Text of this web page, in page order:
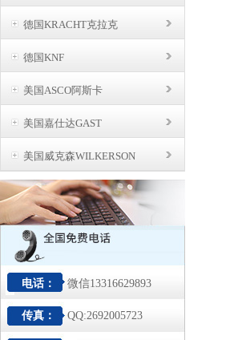
德国KRACHT克拉克
德国KNF
美国ASCO阿斯卡
美国嘉仕达GAST
美国威克森WILKERSON
电话： 微信13316629893
传真： QQ:2692005723